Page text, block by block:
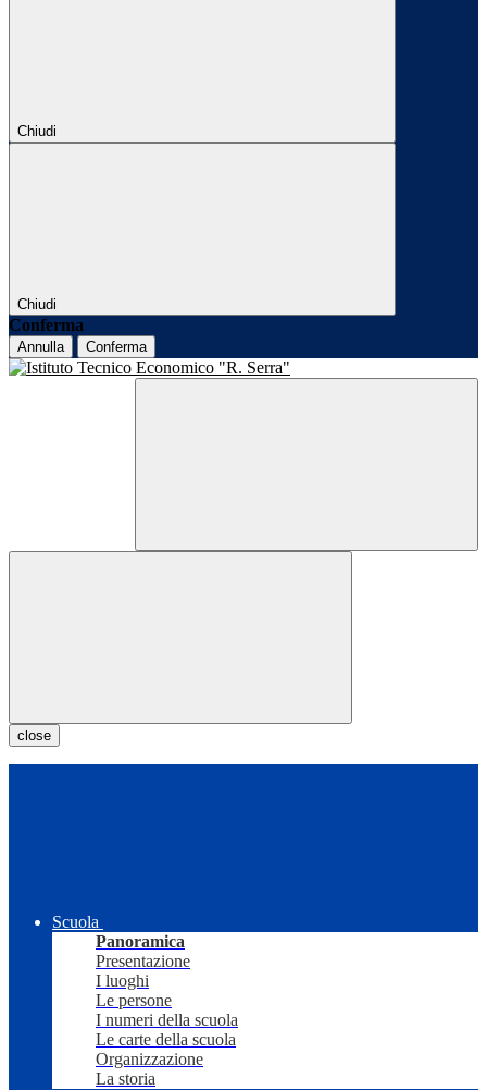
Chiudi
Chiudi
Conferma
Annulla Conferma
close
Scuola
Panoramica
Presentazione
I luoghi
Le persone
I numeri della scuola
Le carte della scuola
Organizzazione
La storia